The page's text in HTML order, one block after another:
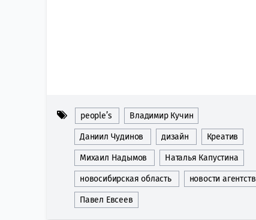
people’s Владимир Кучин
Даниил Чудинов дизайн Креатив
Михаил Надымов Наталья Капустина
новосибирская область новости агентств
Павел Евсеев